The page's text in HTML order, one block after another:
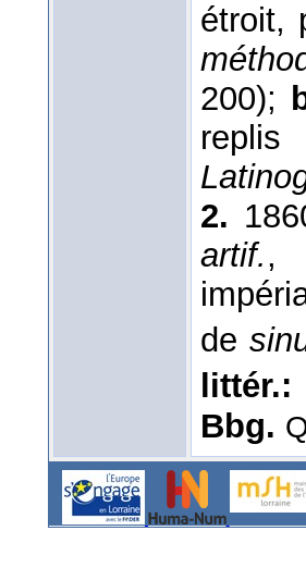
étroit,
200);
2.
artif.,
de
littér.:
Bbg.